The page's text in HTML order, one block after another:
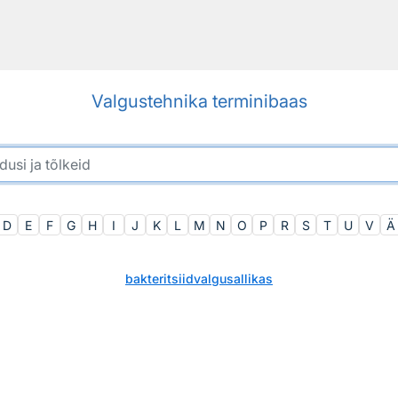
Valgustehnika terminibaas
D E F G H I J K L M N O P R S T U V Ä
bakteritsiidvalgusallikas